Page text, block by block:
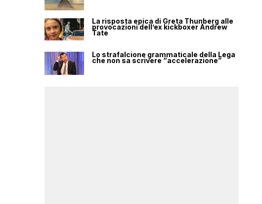
La risposta epica di Greta Thunberg alle
provocazioni dell’ex kickboxer Andrew
Tate
Lo strafalcione grammaticale della Lega
che non sa scrivere “accelerazione”